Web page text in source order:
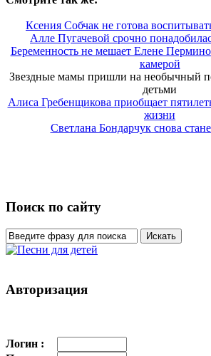
Ксения Собчак не готова
Алле Пугачевой срочно
Беременность не мешает Елене
камерой
Звездные мамы пришли на необычный
детьми
Алиса Гребенщикова приобщает
жизни
Светлана Бондарчук снова
Поиск по сайту
Авторизация
Логин :